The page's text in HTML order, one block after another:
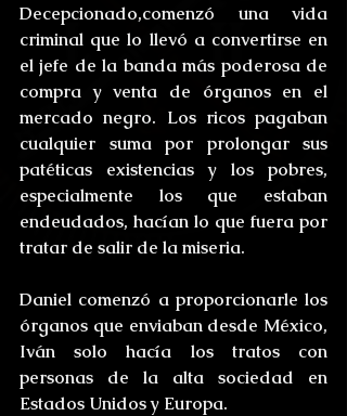
Decepcionado,comenzó una vida
criminal que lo llevó a convertirse en
el jefe de la banda más poderosa de
compra y venta de órganos en el
mercado negro. Los ricos pagaban
cualquier suma por prolongar sus
patéticas existencias y los pobres,
especialmente los que estaban
endeudados, hacían lo que fuera por
tratar de salir de la miseria.
Daniel comenzó a proporcionarle los
órganos que enviaban desde México,
Iván solo hacía los tratos con
personas de la alta sociedad en
Estados Unidos y Europa.